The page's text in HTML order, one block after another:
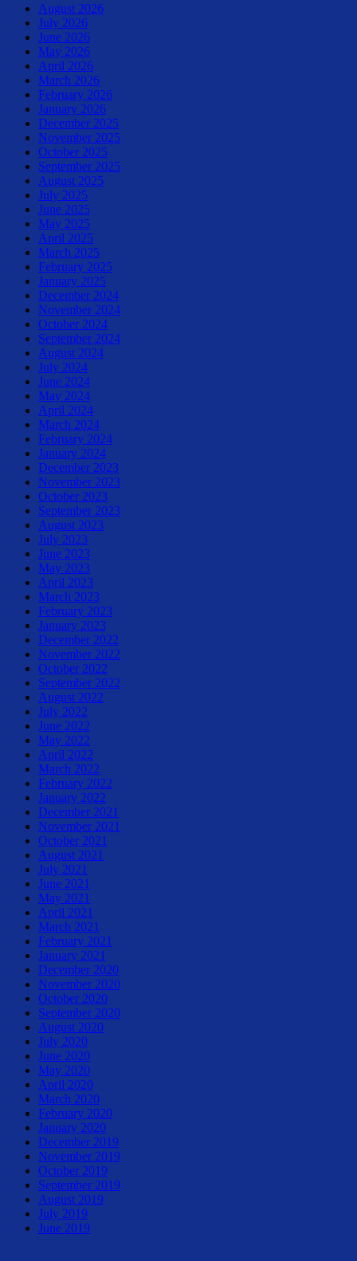
August 2026
July 2026
June 2026
May 2026
April 2026
March 2026
February 2026
January 2026
December 2025
November 2025
October 2025
September 2025
August 2025
July 2025
June 2025
May 2025
April 2025
March 2025
February 2025
January 2025
December 2024
November 2024
October 2024
September 2024
August 2024
July 2024
June 2024
May 2024
April 2024
March 2024
February 2024
January 2024
December 2023
November 2023
October 2023
September 2023
August 2023
July 2023
June 2023
May 2023
April 2023
March 2023
February 2023
January 2023
December 2022
November 2022
October 2022
September 2022
August 2022
July 2022
June 2022
May 2022
April 2022
March 2022
February 2022
January 2022
December 2021
November 2021
October 2021
August 2021
July 2021
June 2021
May 2021
April 2021
March 2021
February 2021
January 2021
December 2020
November 2020
October 2020
September 2020
August 2020
July 2020
June 2020
May 2020
April 2020
March 2020
February 2020
January 2020
December 2019
November 2019
October 2019
September 2019
August 2019
July 2019
June 2019